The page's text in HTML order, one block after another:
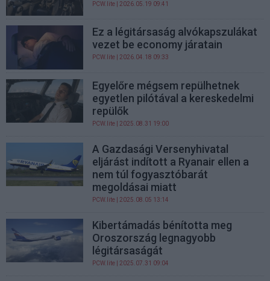
PCW.lite | 2026.05.19 09:41
Ez a légitársaság alvókapszulákat
vezet be economy járatain
PCW.lite | 2026.04.18 09:33
Egyelőre mégsem repülhetnek
egyetlen pilótával a kereskedelmi
repülők
PCW.lite | 2025.08.31 19:00
A Gazdasági Versenyhivatal
eljárást indított a Ryanair ellen a
nem túl fogyasztóbarát
megoldásai miatt
PCW.lite | 2025.08.05 13:14
Kibertámadás bénította meg
Oroszország legnagyobb
légitársaságát
PCW.lite | 2025.07.31 09:04